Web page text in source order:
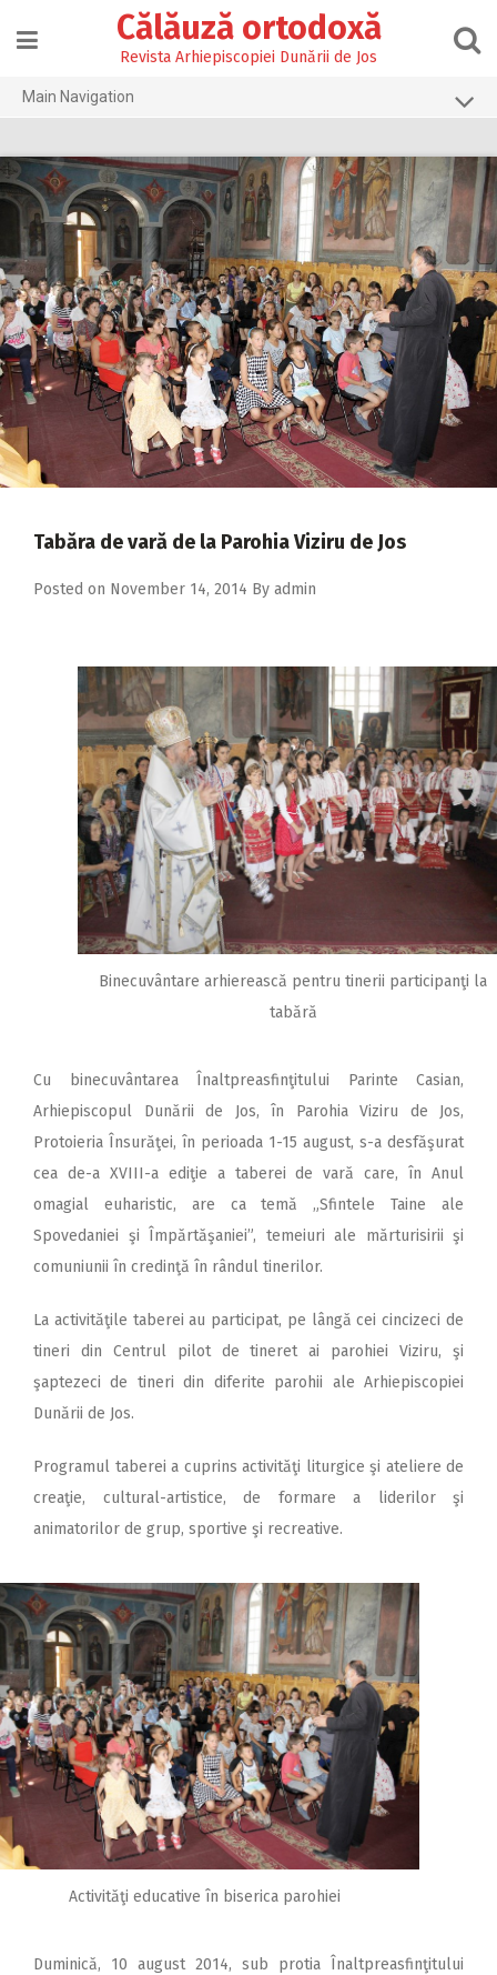
content
Călăuză ortodoxă
Revista Arhiepiscopiei Dunării de Jos
Main Navigation
2026
2025
2024
2023
2022
2021
2020
2019
2017
2016
Tabăra de vară de la Parohia Viziru de Jos
Posted on November 14, 2014 By admin
Binecuvântare arhierească pentru tinerii participanţi la
tabără
Cu binecuvântarea Înaltpreasfinţitului Parinte Casian,
Arhiepiscopul Dunării de Jos, în Parohia Viziru de Jos,
Protoieria Însurăţei, în perioada 1-15 august, s-a desfăşurat
cea de-a XVIII-a ediţie a taberei de vară care, în Anul
omagial euharistic, are ca temă „Sfintele Taine ale
Spovedaniei şi Împărtăşaniei”, temeiuri ale mărturisirii şi
comuniunii în credinţă în rândul tinerilor.
La activităţile taberei au participat, pe lângă cei cincizeci de
tineri din Centrul pilot de tineret ai parohiei Viziru, şi
şaptezeci de tineri din diferite parohii ale Arhiepiscopiei
Dunării de Jos.
Programul taberei a cuprins activităţi liturgice şi ateliere de
creaţie, cultural-artistice, de formare a liderilor şi
animatorilor de grup, sportive şi recreative.
Activităţi educative în biserica parohiei
Duminică, 10 august 2014, sub protia Înaltpreasfinţitului